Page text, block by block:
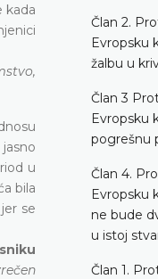
kada
u
bila
se
Član 2.
Evropsku
žalbu u
Član 3
Evropsku
pogrešnu
Član 4.
Evropsku
ne bude
u istoj
Član 1.